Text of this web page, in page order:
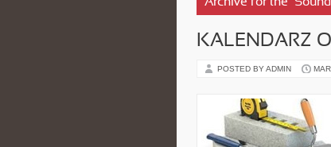
KALENDARZ
POSTED BY ADMIN